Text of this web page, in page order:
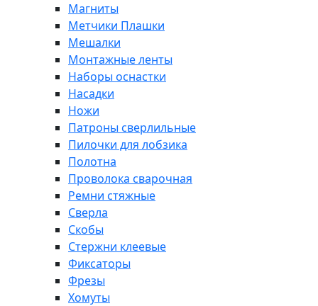
Магниты
Метчики Плашки
Мешалки
Монтажные ленты
Наборы оснастки
Насадки
Ножи
Патроны сверлильные
Пилочки для лобзика
Полотна
Проволока сварочная
Ремни стяжные
Сверла
Скобы
Стержни клеевые
Фиксаторы
Фрезы
Хомуты